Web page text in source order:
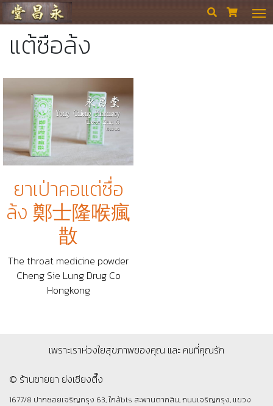
ร้านขายยา ย่งเชียงตึ๊ง  
แต้ซือล้ง
ยาเป่าคอแต่ซื่อ
ล้ง 鄭士隆喉瘋
㪚
The throat medicine powder
Cheng Sie Lung Drug Co
Hongkong
เพราะเราห่วงใยสุขภาพของคุณ และ คนที่คุณรัก
© ร้านขายยา ย่งเชียงตึ๊ง
1677/8 ปากซอยเจริญกรุง 63, ใกล้bts สะพานตากสิน, ถนนเจริญกรุง, แขวง